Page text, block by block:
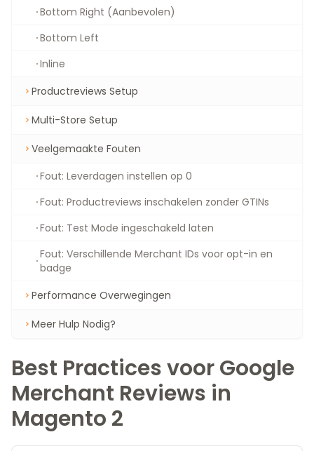
Bottom Right (Aanbevolen)
Bottom Left
Inline
Productreviews Setup
Multi-Store Setup
Veelgemaakte Fouten
Fout: Leverdagen instellen op 0
Fout: Productreviews inschakelen zonder GTINs
Fout: Test Mode ingeschakeld laten
Fout: Verschillende Merchant IDs voor opt-in en
badge
Performance Overwegingen
Meer Hulp Nodig?
Best Practices voor Google
Merchant Reviews in
Magento 2